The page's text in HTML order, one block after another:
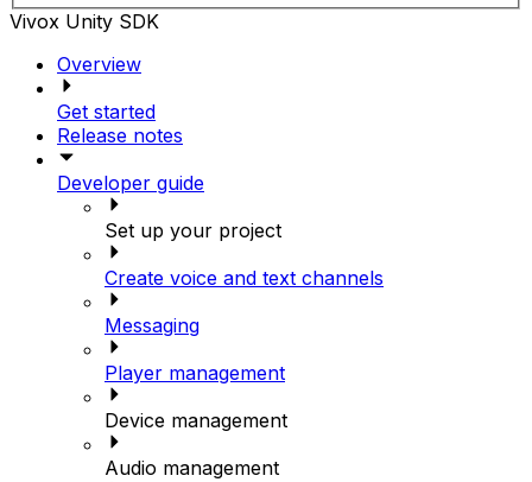
Vivox Unity SDK
Overview
Get started
Release notes
Developer guide
Set up your project
Create voice and text channels
Messaging
Player management
Device management
Audio management